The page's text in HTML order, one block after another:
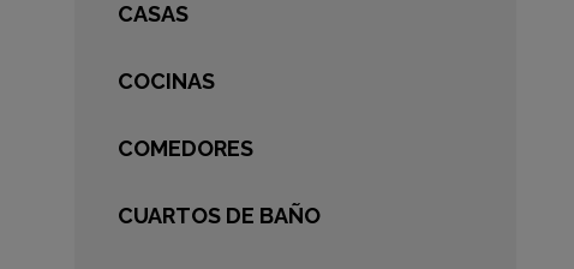
CASAS
COCINAS
COMEDORES
CUARTOS DE BAÑO